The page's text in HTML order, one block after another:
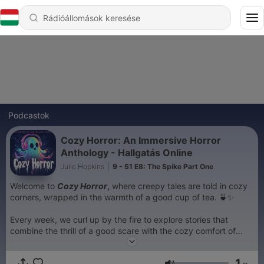
Podcastok
Cozy Horror: An Immersive Horror
Anthology - Hallgatás Online
Julie Hopkins 9 - S1 E8: The Spike Part One
Welcome to Cozy Horror, where creepy tales are told in cozy
corners, wrapped in the warmth of a good cup of tea. 🍵✨
Every week, we curl up by the fire to explore stories that
combine the thrill of a good scare with the cozy comfort of
knowing things will all work out in the end. From haunted